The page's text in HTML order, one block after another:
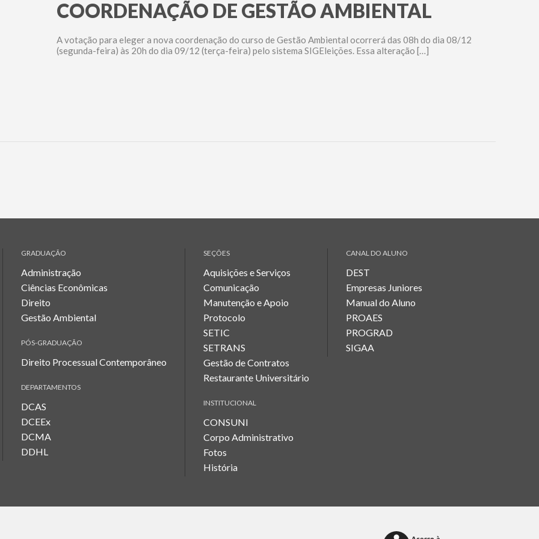
COORDENAÇÃO DE GESTÃO AMBIENTAL
A votação para eleger a nova coordenação do curso de Gestão Ambiental ocorrerá das 08h do dia 08/12
(segunda-feira) às 20h do dia 09/12 (terça-feira) pelo sistema SIGEleições. Essa alteração […]
GRADUAÇÃO
Administração
Ciências Econômicas
Direito
Gestão Ambiental
PÓS-GRADUAÇÃO
Direito Processual Contemporâneo
DEPARTAMENTOS
DCAS
DCEEx
DCMA
DDHL
SEÇÕES
Aquisições e Serviços
Comunicação
Manutenção e Apoio
Protocolo
SETIC
SETRANS
Gestão de Contratos
Restaurante Universitário
INSTITUCIONAL
CONSUNI
Corpo Administrativo
Fotos
História
CANAL DO ALUNO
DEST
Empresas Juniores
Manual do Aluno
PROAES
PROGRAD
SIGAA